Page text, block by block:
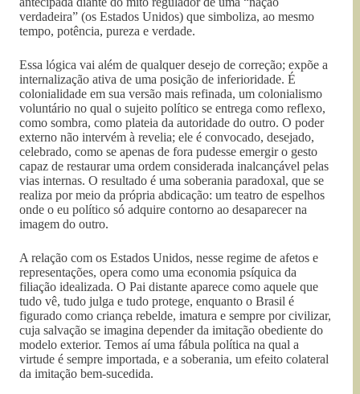
verdadeira” (os Estados Unidos) que simboliza, ao mesmo
tempo, potência, pureza e verdade.
Essa lógica vai além de qualquer desejo de correção; expõe a
internalização ativa de uma posição de inferioridade. É
colonialidade em sua versão mais refinada, um colonialismo
voluntário no qual o sujeito político se entrega como reflexo,
como sombra, como plateia da autoridade do outro. O poder
externo não intervém à revelia; ele é convocado, desejado,
celebrado, como se apenas de fora pudesse emergir o gesto
capaz de restaurar uma ordem considerada inalcançável pelas
vias internas. O resultado é uma soberania paradoxal, que se
realiza por meio da própria abdicação: um teatro de espelhos
onde o eu político só adquire contorno ao desaparecer na
imagem do outro.
A relação com os Estados Unidos, nesse regime de afetos e
representações, opera como uma economia psíquica da
filiação idealizada. O Pai distante aparece como aquele que
tudo vê, tudo julga e tudo protege, enquanto o Brasil é
figurado como criança rebelde, imatura e sempre por civilizar,
cuja salvação se imagina depender da imitação obediente do
modelo exterior. Temos aí uma fábula política na qual a
virtude é sempre importada, e a soberania, um efeito colateral
da imitação bem-sucedida.